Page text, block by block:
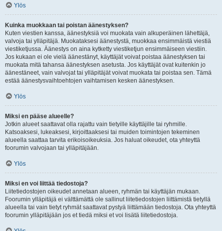
Ylös
Kuinka muokkaan tai poistan äänestyksen?
Kuten viestien kanssa, äänestyksiä voi muokata vain alkuperäinen lähettäjä,
valvoja tai ylläpitäjä. Muokataksesi äänestystä, muokkaa ensimmäistä viestiä
viestiketjussa. Äänestys on aina kytketty viestiketjun ensimmäiseen viestiin.
Jos kukaan ei ole vielä äänestänyt, käyttäjät voivat poistaa äänestyksen tai
muokata mitä tahansa äänestyksen asetusta. Jos käyttäjät ovat kuitenkin jo
äänestäneet, vain valvojat tai ylläpitäjät voivat muokata tai poistaa sen. Tämä
estää äänestysvaihtoehtojen vaihtamisen kesken äänestyksen.
Ylös
Miksi en pääse alueelle?
Jotkin alueet saattavat olla rajattu vain tietyille käyttäjille tai ryhmille.
Katsoaksesi, lukeaksesi, kirjoittaaksesi tai muiden toimintojen tekeminen
alueella saattaa tarvita erikoisoikeuksia. Jos haluat oikeudet, ota yhteyttä
foorumin valvojaan tai ylläpitäjään.
Ylös
Miksi en voi liittää tiedostoja?
Liitetiedostojen oikeudet annetaan alueen, ryhmän tai käyttäjän mukaan.
Foorumin ylläpitäjä ei välttämättä ole sallinut liitetiedostojen liittämistä tietyllä
alueella tai vain tietyt ryhmät saattavat pystyä liittämään tiedostoja. Ota yhteyttä
foorumin ylläpitäjään jos et tiedä miksi et voi lisätä liitetiedostoja.